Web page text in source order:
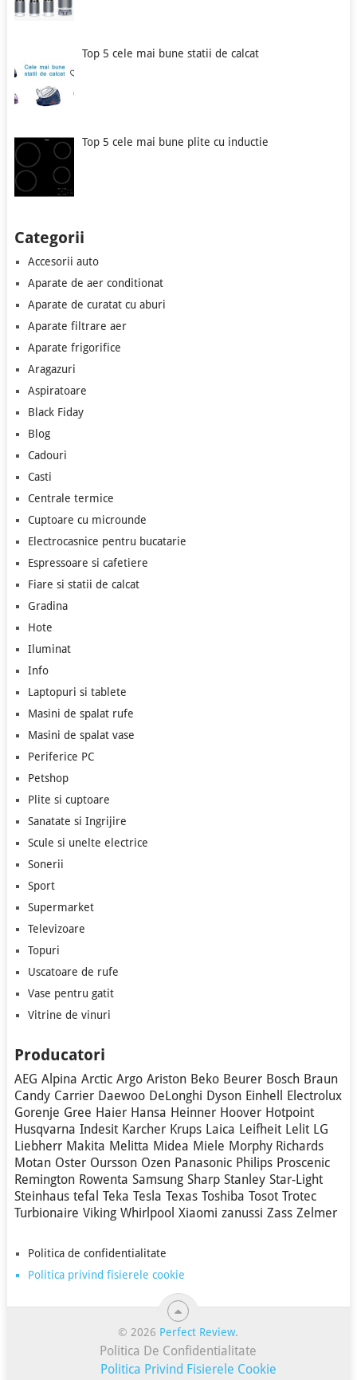
Top 5 cele mai bune statii de calcat
Top 5 cele mai bune plite cu inductie
Categorii
Accesorii auto
Aparate de aer conditionat
Aparate de curatat cu aburi
Aparate filtrare aer
Aparate frigorifice
Aragazuri
Aspiratoare
Black Fiday
Blog
Cadouri
Casti
Centrale termice
Cuptoare cu microunde
Electrocasnice pentru bucatarie
Espressoare si cafetiere
Fiare si statii de calcat
Gradina
Hote
Iluminat
Info
Laptopuri si tablete
Masini de spalat rufe
Masini de spalat vase
Periferice PC
Petshop
Plite si cuptoare
Sanatate si Ingrijire
Scule si unelte electrice
Sonerii
Sport
Supermarket
Televizoare
Topuri
Uscatoare de rufe
Vase pentru gatit
Vitrine de vinuri
Producatori
AEG Alpina Arctic Argo Ariston Beko Beurer Bosch Braun
Candy Carrier Daewoo DeLonghi Dyson Einhell
Electrolux
Gorenje Gree Haier Hansa Heinner Hoover Hotpoint
Husqvarna Indesit Karcher Krups Laica Leifheit Lelit LG
Liebherr Makita Melitta Midea Miele Morphy Richards
Motan Oster Oursson Ozen Panasonic Philips Proscenic
Remington Rowenta Samsung Sharp Stanley Star-Light
Steinhaus tefal Teka Tesla Texas Toshiba Tosot Trotec
Turbionaire Viking Whirlpool Xiaomi zanussi Zass Zelmer
Politica de confidentialitate
Politica privind fisierele cookie
© 2026 Perfect Review.
Politica De Confidentialitate
Politica Privind Fisierele Cookie